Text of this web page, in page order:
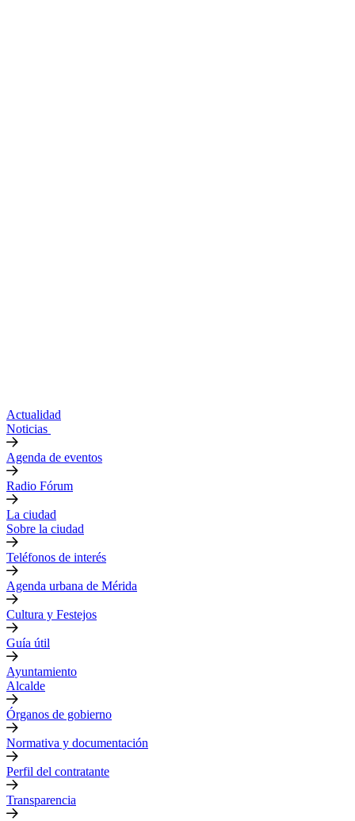
Actualidad
Noticias
Agenda de eventos
Radio Fórum
La ciudad
Sobre la ciudad
Teléfonos de interés
Agenda urbana de Mérida
Cultura y Festejos
Guía útil
Ayuntamiento
Alcalde
Órganos de gobierno
Normativa y documentación
Perfil del contratante
Transparencia